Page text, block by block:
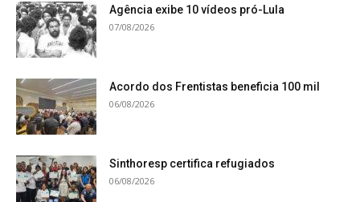
Agência exibe 10 vídeos pró-Lula
07/08/2026
Acordo dos Frentistas beneficia 100 mil
06/08/2026
Sinthoresp certifica refugiados
06/08/2026